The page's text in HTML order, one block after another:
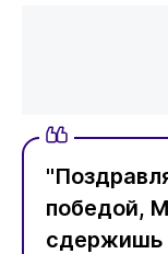
победой,
сдержишь